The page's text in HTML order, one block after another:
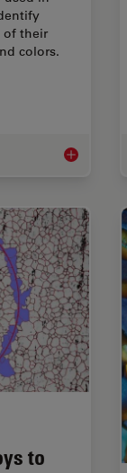
of their
colors.
The
to